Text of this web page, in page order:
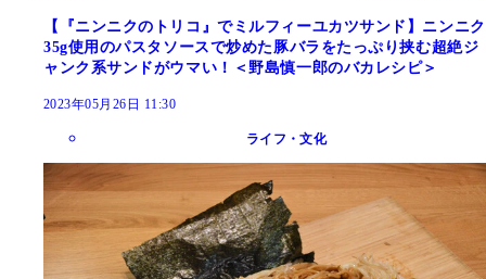
【『ニンニクのトリコ』でミルフィーユカツサンド】ニンニク
35g使用のパスタソースで炒めた豚バラをたっぷり挟む超絶ジ
ャンク系サンドがウマい！＜野島慎一郎のバカレシピ＞
2023年05月26日 11:30
ライフ・文化